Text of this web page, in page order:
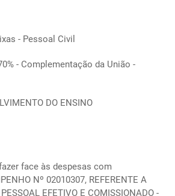
- Pessoal Civil
- Complementação da União -
DO ENSINO
face às despesas com
Nº 02010307, REFERENTE A
EFETIVO E COMISSIONADO -